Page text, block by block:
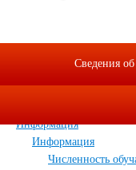
Прием обращений
Дополнительные
Информация
Информация
Численность
Сведения об